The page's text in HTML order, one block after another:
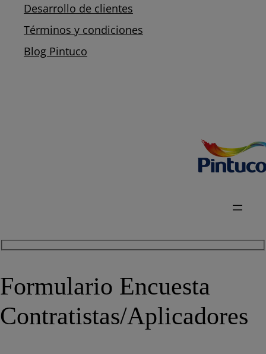
Desarrollo de clientes
Términos y condiciones
Blog Pintuco
Formulario Encuesta
Contratistas/Aplicadores